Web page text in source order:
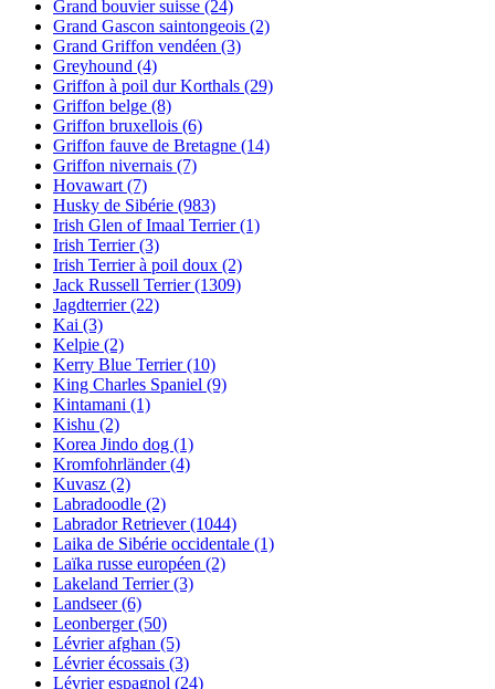
Grand bouvier suisse (24)
Grand Gascon saintongeois (2)
Grand Griffon vendéen (3)
Greyhound (4)
Griffon à poil dur Korthals (29)
Griffon belge (8)
Griffon bruxellois (6)
Griffon fauve de Bretagne (14)
Griffon nivernais (7)
Hovawart (7)
Husky de Sibérie (983)
Irish Glen of Imaal Terrier(1)
Irish Terrier(3)
Irish Terrier à poil doux (2)
Jack Russell Terrier(1309)
Jagdterrier(22)
Kai (3)
Kelpie (2)
Kerry Blue Terrier(10)
King Charles Spaniel (9)
Kintamani (1)
Kishu (2)
Korea Jindo dog (1)
Kromfohrländer(4)
Kuvasz (2)
Labradoodle (2)
Labrador Retriever(1044)
Laika de Sibérie occidentale (1)
Laïka russe européen (2)
Lakeland Terrier(3)
Landseer(6)
Leonberger(50)
Lévrier afghan (5)
Lévrier écossais (3)
Lévrier espagnol (24)